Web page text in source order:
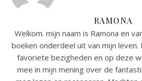
RAMONA
Welkom. mijn naam is Ramona en
boeken onderdeel uit van mijn leven.
favoriete bezigheden en op deze
mee in mijn mening over de